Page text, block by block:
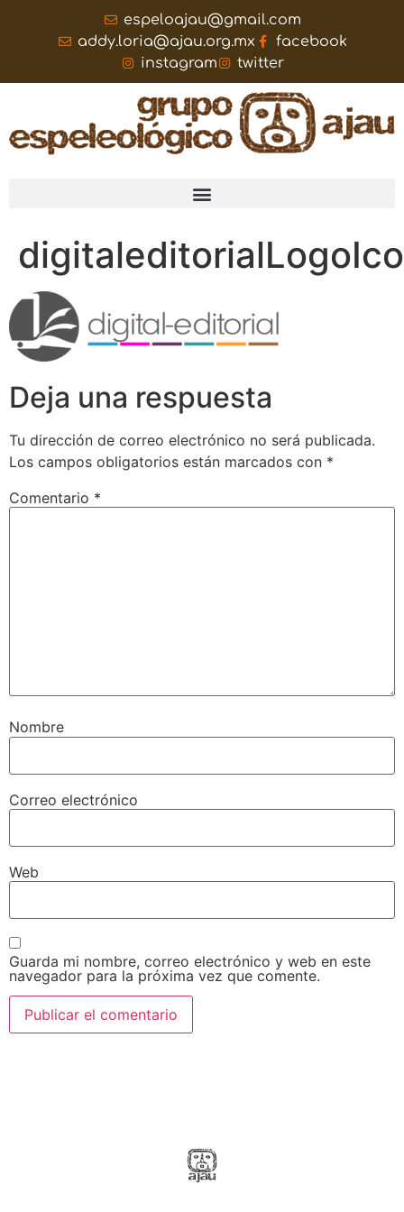
espeloajau@gmail.com
addy.loria@ajau.org.mx
facebook
instagram
twitter
Deja una respuesta
Tu dirección de correo electrónico no será publicada.
Los campos obligatorios están marcados con *
Comentario *
Nombre
Correo electrónico
Web
Guarda mi nombre, correo electrónico y web en este
navegador para la próxima vez que comente.